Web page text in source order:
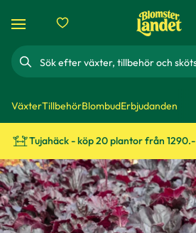
Sök
VäxterTillbehörBlombudErbjudanden
Tujahäck - köp 20 plantor från 1290.-